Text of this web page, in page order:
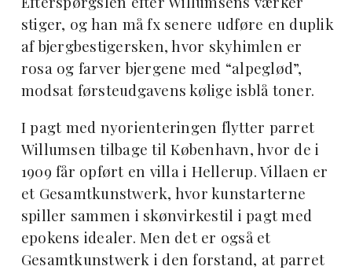
stiger, og han må fx senere udføre en duplik
af bjergbestigersken, hvor skyhimlen er
rosa og farver bjergene med “alpeglød”,
modsat førsteudgavens kølige isblå toner.
I pagt med nyorienteringen flytter parret
Willumsen tilbage til København, hvor de i
1909 får opført en villa i Hellerup. Villaen er
et Gesamtkunstwerk, hvor kunstarterne
spiller sammen i skønvirkestil i pagt med
epokens idealer. Men det er også et
Gesamtkunstwerk i den forstand, at parret